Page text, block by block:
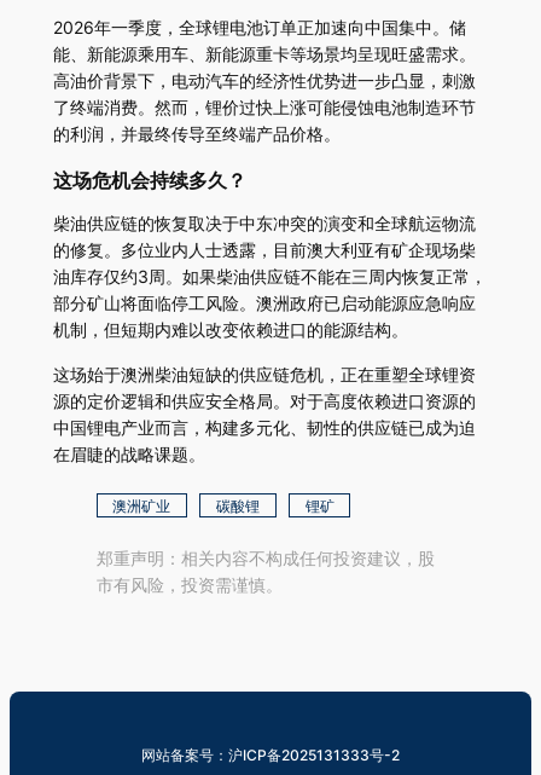
2026年一季度，全球锂电池订单正加速向中国集中。储
能、新能源乘用车、新能源重卡等场景均呈现旺盛需求。
高油价背景下，电动汽车的经济性优势进一步凸显，刺激
了终端消费。然而，锂价过快上涨可能侵蚀电池制造环节
的利润，并最终传导至终端产品价格。
这场危机会持续多久？
柴油供应链的恢复取决于中东冲突的演变和全球航运物流
的修复。多位业内人士透露，目前澳大利亚有矿企现场柴
油库存仅约3周。如果柴油供应链不能在三周内恢复正常，
部分矿山将面临停工风险。澳洲政府已启动能源应急响应
机制，但短期内难以改变依赖进口的能源结构。
这场始于澳洲柴油短缺的供应链危机，正在重塑全球锂资
源的定价逻辑和供应安全格局。对于高度依赖进口资源的
中国锂电产业而言，构建多元化、韧性的供应链已成为迫
在眉睫的战略课题。
澳洲矿业 碳酸锂 锂矿
郑重声明：相关内容不构成任何投资建议，股
市有风险，投资需谨慎。
网站备案号：沪ICP备2025131333号-2